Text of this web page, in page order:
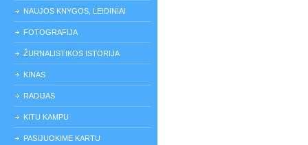
NAUJOS KNYGOS, LEIDINIAI
FOTOGRAFIJA
ŽURNALISTIKOS ISTORIJA
KINAS
RADIJAS
KITU KAMPU
PASIJUOKIME KARTU